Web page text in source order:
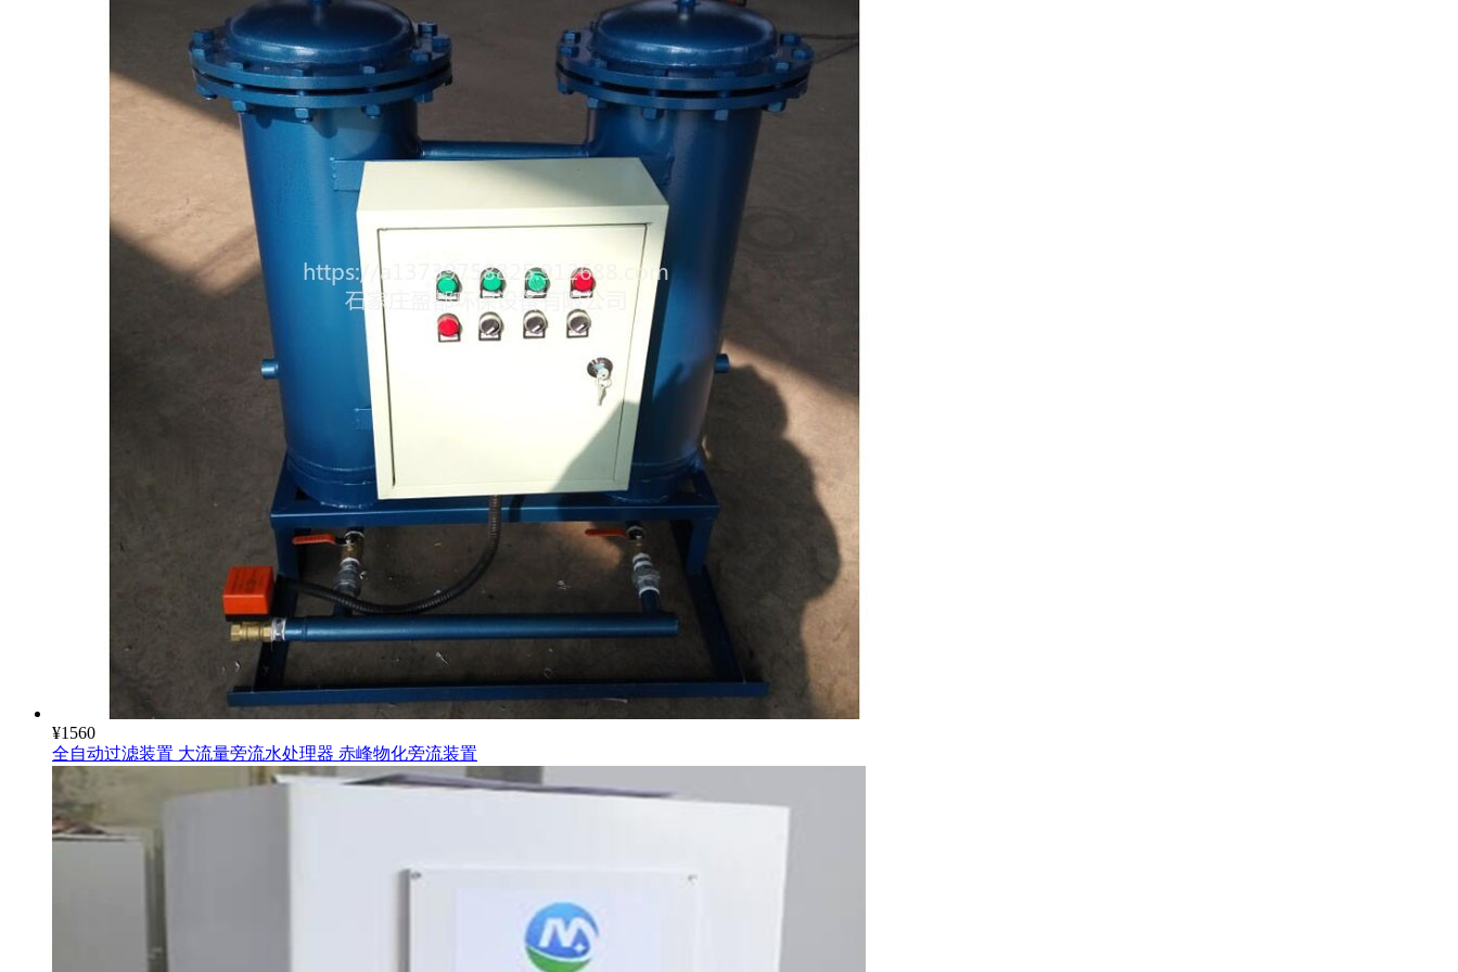
¥1560
全自动过滤装置 大流量旁流水处理器 赤峰物化旁流装置